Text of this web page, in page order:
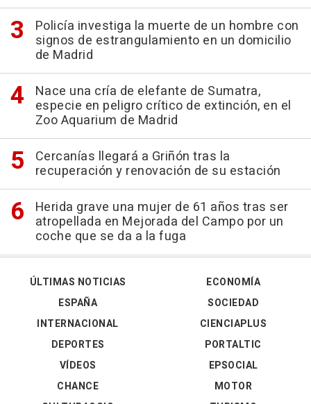
Policía investiga la muerte de un hombre con
signos de estrangulamiento en un domicilio
de Madrid
Nace una cría de elefante de Sumatra,
especie en peligro crítico de extinción, en el
Zoo Aquarium de Madrid
Cercanías llegará a Griñón tras la
recuperación y renovación de su estación
Herida grave una mujer de 61 años tras ser
atropellada en Mejorada del Campo por un
coche que se da a la fuga
ÚLTIMAS NOTICIAS
ESPAÑA
INTERNACIONAL
DEPORTES
VÍDEOS
ECONOMÍA
SOCIEDAD
CIENCIAPLUS
PORTALTIC
EPSOCIAL
CHANCE
MOTOR